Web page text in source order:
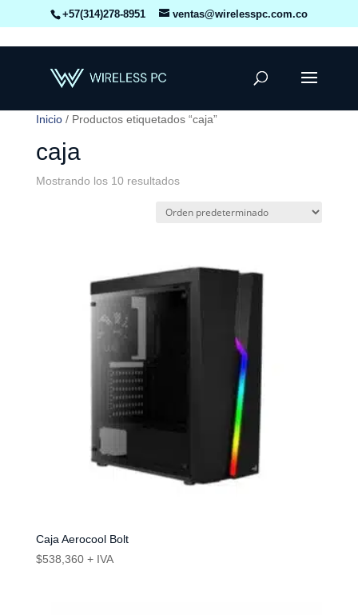
+57(314)278-8951 ventas@wirelesspc.com.co
Inicio/ Productos etiquetados “caja”
caja
Mostrando los 10 resultados
Caja Aerocool Bolt
$538,360 + IVA